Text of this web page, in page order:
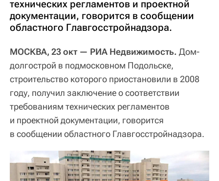
технических регламентов и проектной
документации, говорится в сообщении
областного Главгосстройнадзора.
МОСКВА, 23 окт — РИА Недвижимость. Дом-
долгострой в подмосковном Подольске,
строительство которого приостановили в 2008
году, получил заключение о соответствии
требованиям технических регламентов
и проектной документации, говорится
в сообщении областного Главгосстройнадзора.